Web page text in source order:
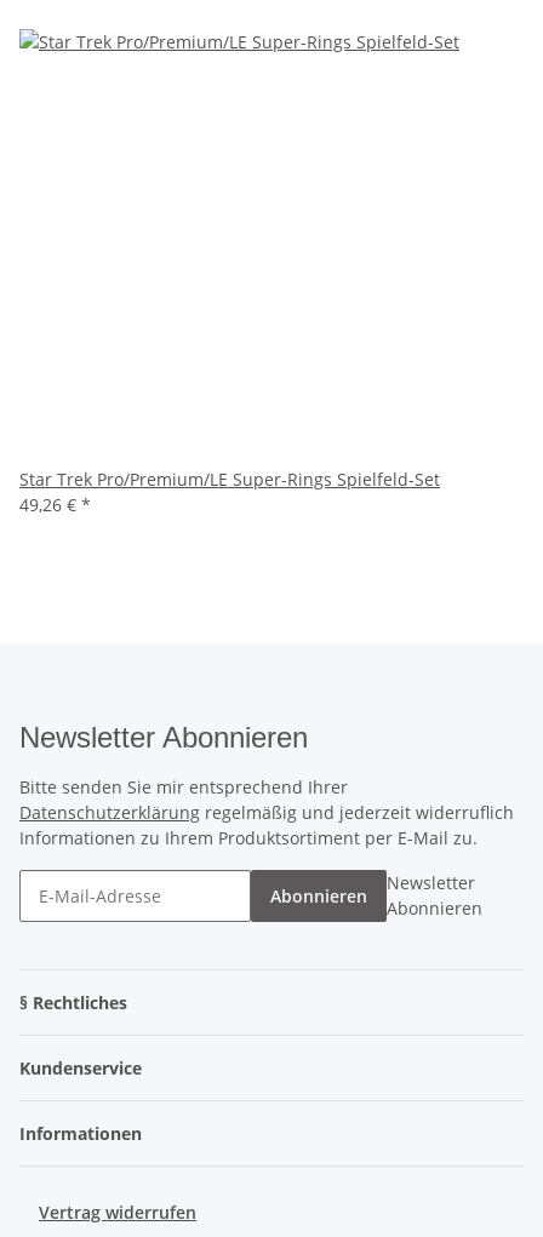
Star Trek Pro/Premium/LE Super-Rings Spielfeld-Set
49,26 € *
Newsletter Abonnieren
Bitte senden Sie mir entsprechend Ihrer
Datenschutzerklärung regelmäßig und jederzeit widerruflich
Informationen zu Ihrem Produktsortiment per E-Mail zu.
Abonnieren
Newsletter
Abonnieren
§ Rechtliches
Kundenservice
Informationen
Vertrag widerrufen